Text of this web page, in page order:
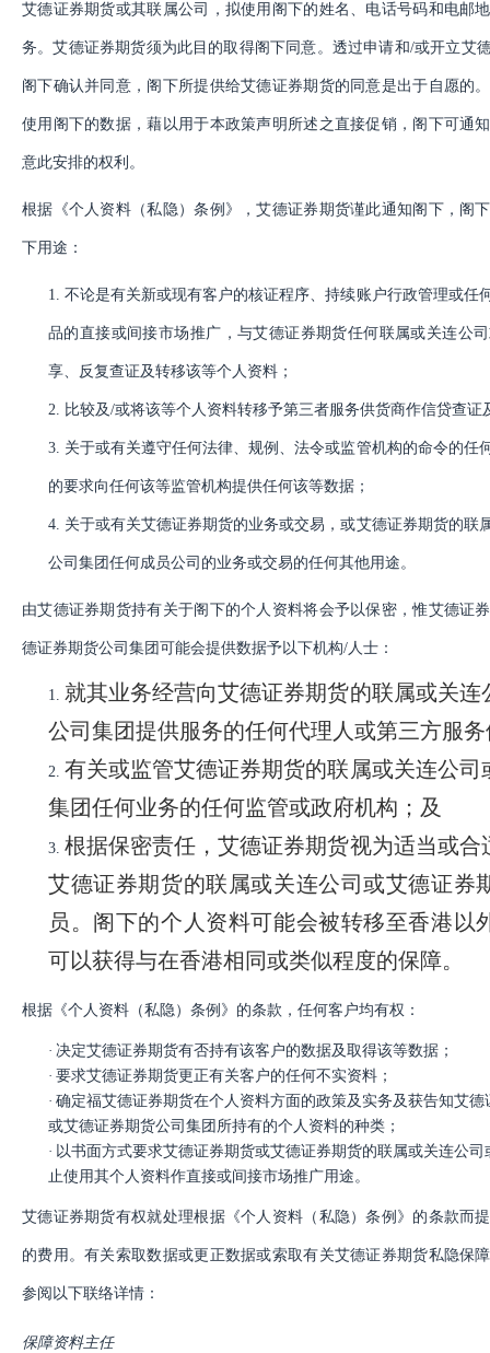
艾德证券期货或其联属公司，拟使用阁下的姓名、电话号码和电邮
务。艾德证券期货须为此目的取得阁下同意。透过申请和/或开立艾
阁下确认并同意，阁下所提供给艾德证券期货的同意是出于自愿的
使用阁下的数据，藉以用于本政策声明所述之直接促销，阁下可通
意此安排的权利。
根据《个人资料（私隐）条例》，艾德证券期货谨此通知阁下，阁
下用途：
1.不论是有关新或现有客户的核证程序、持续账户行政管理或任
品的直接或间接市场推广，与艾德证券期货任何联属或关连公
享、反复查证及转移该等个人资料；
2. 比较及/或将该等个人资料转移予第三者服务供货商作信贷查证
3. 关于或有关遵守任何法律、规例、法令或监管机构的命令的任
的要求向任何该等监管机构提供任何该等数据；
4. 关于或有关艾德证券期货的业务或交易，或艾德证券期货的联
公司集团任何成员公司的业务或交易的任何其他用途。
由艾德证券期货持有关于阁下的个人资料将会予以保密，惟艾德证
德证券期货公司集团可能会提供数据予以下机构/人士：
1.就其业务经营向艾德证券期货的联属或关连
公司集团提供服务的任何代理人或第三方服
2.有关或监管艾德证券期货的联属或关连公司
集团任何业务的任何监管或政府机构；及
3.根据保密责任，艾德证券期货视为适当或合
艾德证券期货的联属或关连公司或艾德证券
员。阁下的个人资料可能会被转移至香港以
可以获得与在香港相同或类似程度的保障。
根据《个人资料（私隐）条例》的条款，任何客户均有权：
· 决定艾德证券期货有否持有该客户的数据及取得该等数据；
· 要求艾德证券期货更正有关客户的任何不实资料；
· 确定福艾德证券期货在个人资料方面的政策及实务及获告知艾
或艾德证券期货公司集团所持有的个人资料的种类；
· 以书面方式要求艾德证券期货或艾德证券期货的联属或关连公
止使用其个人资料作直接或间接市场推广用途。
艾德证券期货有权就处理根据《个人资料（私隐）条例》的条款而
的费用。有关索取数据或更正数据或索取有关艾德证券期货私隐保
参阅以下联络详情：
保障资料主任